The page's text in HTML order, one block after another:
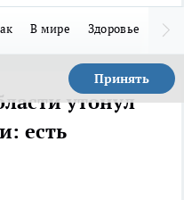
В мире Здоровье
Принять
утонул
есть